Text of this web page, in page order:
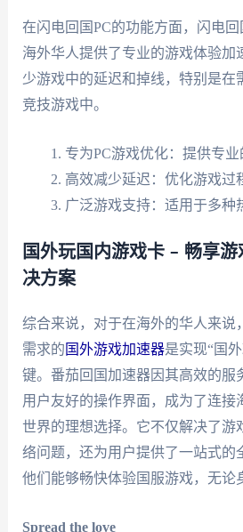
在闪电回国PC的功能方面，闪电
海外华人提供了专业的游戏体验加
少游戏中的延迟和掉线，特别是在
竞技游戏中。
专为PC游戏优化：提供专业
高效减少延迟：优化游戏过
广泛游戏支持：适用于多种
国外玩国内游戏卡 – 畅享
决方案
综合来说，对于在海外的华人来说
需求的 国外游戏加速器是实现“国
键。番茄回国加速器因其高效的服
用户友好的操作界面，成为了连接
世界的理想选择。它不仅解决了游
络问题，还为用户提供了一站式的
他们能够畅快体验国服游戏，无论
Spread the love